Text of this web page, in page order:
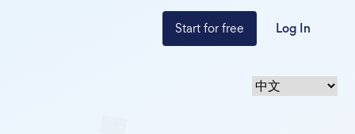
Start for free Log In